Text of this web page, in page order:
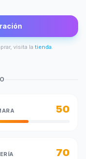
visita la tienda.
50
70